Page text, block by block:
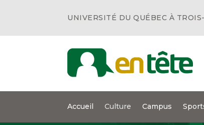
UNIVERSITÉ DU QUÉBEC À
Accueil Culture Campus